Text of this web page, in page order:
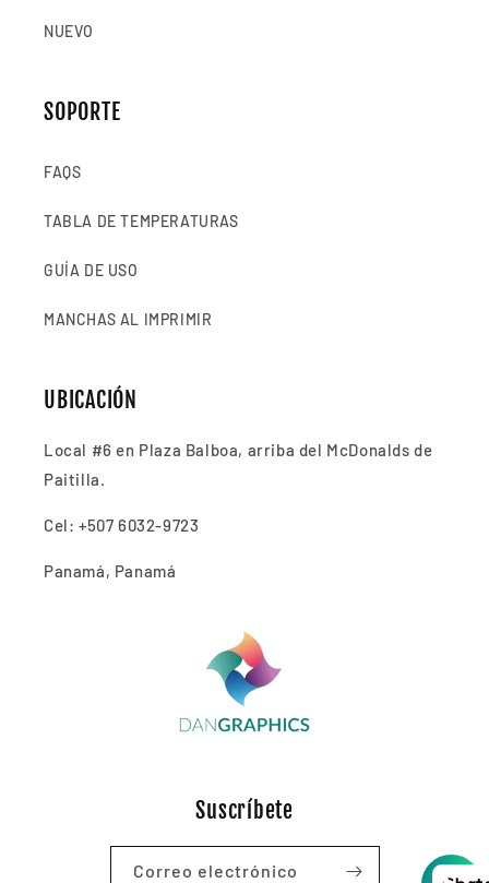
NUEVO
SOPORTE
FAQS
TABLA DE TEMPERATURAS
GUÍA DE USO
MANCHAS AL IMPRIMIR
UBICACIÓN
Local #6 en Plaza Balboa, arriba del McDonalds de
Paitilla.
Cel: +507 6032-9723
Panamá, Panamá
Suscríbete
Correo electrónico